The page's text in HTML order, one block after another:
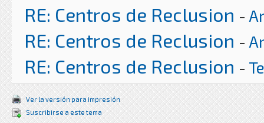
RE: Centros de Reclusion -
RE: Centros de Reclusion -
RE: Centros de Reclusion -
Ver la versión para impresión
Suscribirse a este tema